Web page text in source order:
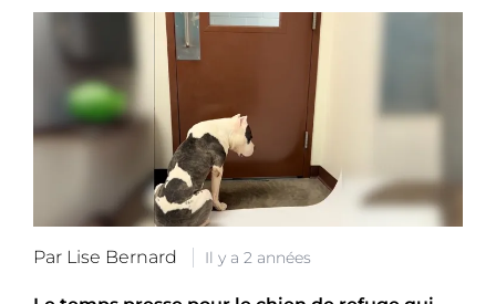
Par Lise Bernard Il y a 2 années